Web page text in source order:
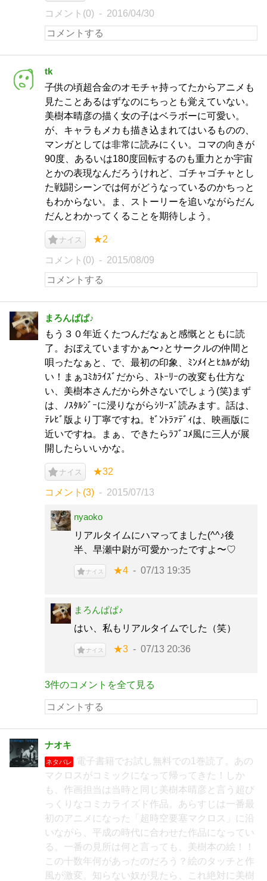
コメント(0) 2016/04/30
tk
子供の頃超合金のオモチャ持ってたからアニメも
見たことあるはずなのにちっとも覚えていない。
美樹本晴彦の描く女の子はベラボーに可愛い。
が、キャラもメカも描き込まれてはいるものの、
マンガとしては非常に読みにくい。コマの向きが
90度、あるいは180度回転するのも重力とか宇宙
とかの表現なんだろうけれど、ゴチャゴチャとし
た戦闘シーンでは何がどうなっているのかちっと
もわからない。ま、ストーリーを追いながらだん
だんとわかってくることを期待しよう。
ナイス ★2
コメント(0) 2015/08/09
まろんぱぱ♪
もう３０年近くたつんだなぁと感慨とともに読
了。おぼえていますかぁ〜♪とサークルの仲間と
唄ったなぁと、で、最初の印象、ﾐﾝﾒｲとﾋｶﾙが幼
い！まぁｺﾐｶﾗｲｽﾞだから、ｽﾄｰﾘｰの改変も仕方な
い、美樹本さんだから外さないでしょう(笑)まず
は、ﾉｽﾀﾙｼﾞｰに浸りながらｼﾘｰｽﾞ読みます。話は、
ﾃﾚﾋﾞ版より丁寧ですね。ｾﾞﾝﾄﾗｧﾃﾞｨは、映画版に
近いですね。まぁ、できたらﾗﾌﾞｺﾒ風に三人が展
開したらいいかな。
ナイス ★32
コメント(3) 2015/07/13
nyaoko
リアルタイムにハマってました(^^♪後
半、早瀬中尉が可愛かったですよ〜♡
ナイス ★4 07/13 19:35
まろんぱぱ♪
はい、私もリアルタイムでした（笑）
ナイス ★3 07/13 20:36
3件のコメントを全て見る
ナオキ
ネタバレ
電子書籍でお試し無料での1巻読了。あの
マクロスがコミックになって帰ってきた！しか
も、作画担当は当時と同じ美樹本晴彦と言う超び
っくりなコミカライズド作品。あらすじは一番最
初のアニメになった「超時空要塞マクロス」に沿
いながら、平成の時代に合わせた作品になってい
る。一番の見所は何と言っても、美樹本の絵！！
この十数年何があったのだろう？絵のタッチと作
風が激変。知らない奴が見たら、これ絶対に美樹